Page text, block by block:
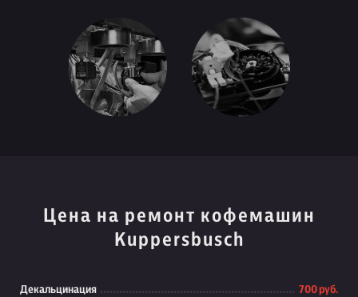
Цена на ремонт кофемашин
Kuppersbusch
Декальцинация 700 руб.